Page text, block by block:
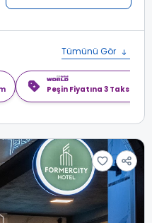
Tümünü Gör
Peşin Fiyatına 3 Taksit